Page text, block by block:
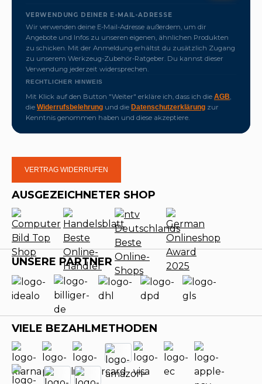
VERWENDUNG DEINER E-MAIL-ADRESSE
Wir verwenden deine E-Mail-Adresse außerdem, um dir
Angebote und Infos zu unseren eigenen, ähnlichen Produkten
zu schicken. Mit der Anmeldung erhältst du zusätzlich Zugang
zu unserem Werkzeug-Zubehör-Ratgeber. Du kannst dieser
Verwendung jederzeit widersprechen.
RECHTLICHER HINWEIS
Mit Klick auf den Button "Weiter" erkläre ich, dass ich die AGB
die Widerrufsbelehrung und die Datenschutzerklärung zur
Kenntnis genommen haben und diese akzeptiere.
VERTRAG WIDERRUFEN
AUSGEZEICHNETER SHOP
UNSERE PARTNER
VIELE BEZAHLMETHODEN